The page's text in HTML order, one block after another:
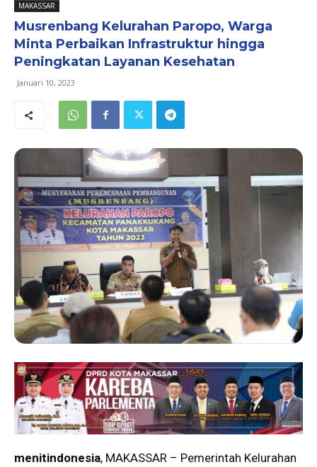
MAKASSAR
Musrenbang Kelurahan Paropo, Warga
Minta Perbaikan Infrastruktur hingga
Peningkatan Layanan Kesehatan
Januari 10, 2023
menitindonesia, MAKASSAR – Pemerintah Kelurahan